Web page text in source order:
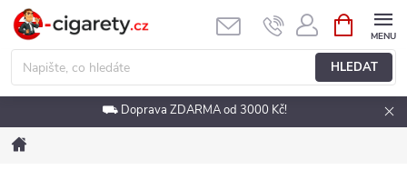
Přejít
obsah
HLEDAT
NÁKUPNÍ
KOŠÍK
⛟ Doprava ZDARMA od 3000 Kč!